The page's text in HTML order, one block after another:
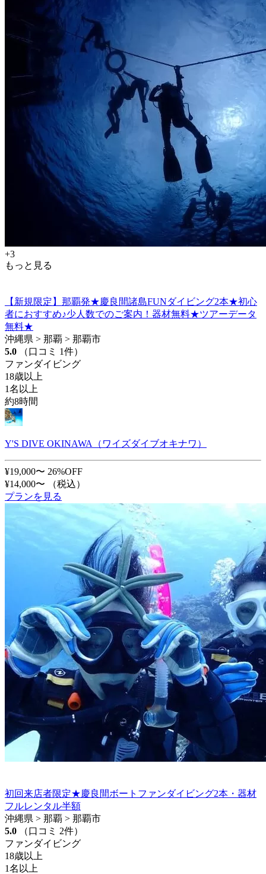
+3
もっと見る
【新規限定】那覇発★慶良間諸島FUNダイビング2本★初心
者におすすめ♪少人数でのご案内！器材無料★ツアーデータ
無料★
沖縄県 > 那覇 > 那覇市
5.0
（口コミ 1件）
ファンダイビング
18歳以上
1名以上
約8時間
Y'S DIVE OKINAWA（ワイズダイブオキナワ）
¥19,000〜 26%OFF
¥14,000〜
（税込）
プランを見る
初回来店者限定★慶良間ボートファンダイビング2本・器材
フルレンタル半額
沖縄県 > 那覇 > 那覇市
5.0
（口コミ 2件）
ファンダイビング
18歳以上
1名以上